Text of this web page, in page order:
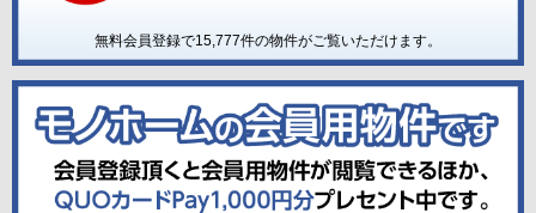
無料会員登録で15,777件の物件がご覧いただけます。